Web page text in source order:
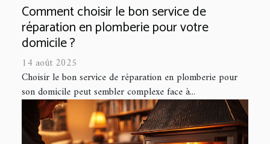
Comment choisir le bon service de
réparation en plomberie pour votre
domicile ?
14 août 2025
Choisir le bon service de réparation en plomberie pour
son domicile peut sembler complexe face à...